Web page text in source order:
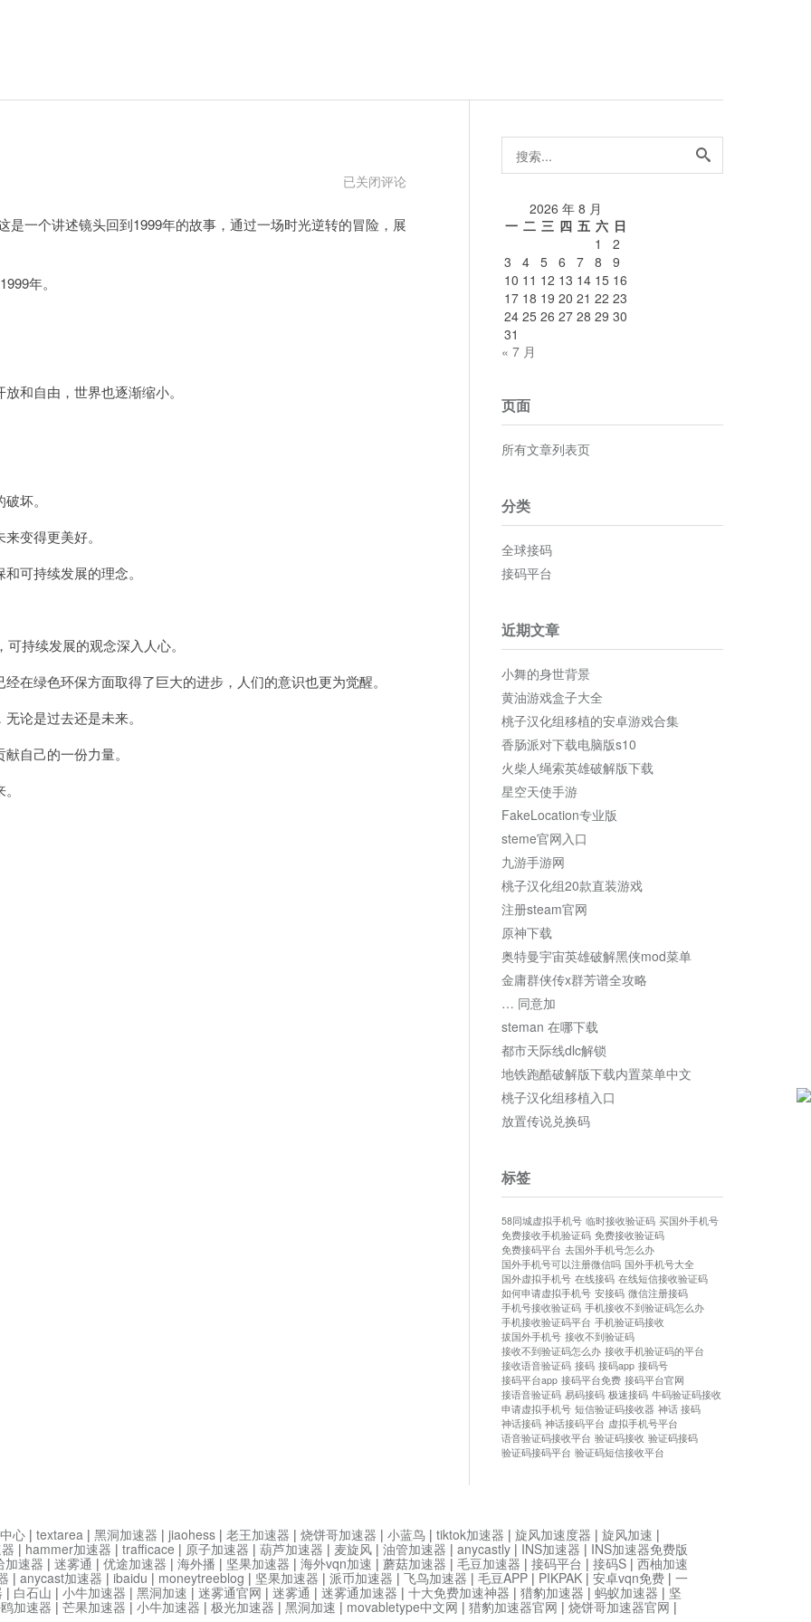
重
来
已关闭评论
一个讲述镜头回到1999年的故事，通过一场时光逆转的冒险，展
年。
自由，世界也逐渐缩小。
坏。
变得更美好。
持续发展的理念。
持续发展的观念深入人心。
绿色环保方面取得了巨大的进步，人们的意识也更为觉醒。
是过去还是未来。
自己的一份力量。
搜
索...
2026 年 8 月
一 二 三 四 五 六 日
1
2
3
4 5 6 7 8
9
10 11 12 13 14 15 16
17 18 19 20 21 22 23
24 25 26 27 28 29 30
31
« 7 月
页面
所有文章列表页
分类
全球接码
接码平台
近期文章
小舞的身世背景
黄油游戏盒子大全
桃子汉化组移植的安卓游戏合集
香肠派对下载电脑版s10
火柴人绳索英雄破解版下载
星空天使手游
FakeLocation专业版
steme官网入口
九游手游网
桃子汉化组20款直装游戏
注册steam官网
原神下载
奥特曼宇宙英雄破解黑侠mod菜单
金庸群侠传x群芳谱全攻略
… 同意加
steman 在哪下载
都市天际线dlc解锁
地铁跑酷破解版下载内置菜单中文
桃子汉化组移植入口
放置传说兑换码
标签
58同城虚拟手机号 临时接收验证码 买国外手机号
免费接收手机验证码 免费接收验证码
免费接码平台 去国外手机号怎么办
国外手机号可以注册微信吗 国外手机号大全
国外虚拟手机号 在线接码 在线短信接收验证码
如何申请虚拟手机号 安接码 微信注册接码
手机号接收验证码 手机接收不到验证码怎么办
手机接收验证码平台 手机验证码接收
拔国外手机号 接收不到验证码
接收不到验证码怎么办 接收手机验证码的平台
接收语音验证码 接码 接码app 接码号
接码平台app 接码平台免费 接码平台官网
接语音验证码 易码接码 极速接码 牛码验证码接收
申请虚拟手机号 短信验证码接收器 神话 接码
神话接码 神话接码平台 虚拟手机号平台
语音验证码接收平台 验证码接收 验证码接码
验证码接码平台 验证码短信接收平台
心 | textarea | 黑洞加速器 | jiaohess | 老王加速器 | 烧饼哥加速器 | 小蓝鸟 | tiktok加速器 | 旋风加速度器 | 旋风加速 |
| hammer加速器 | trafficace | 原子加速器 | 葫芦加速器 | 麦旋风 | 油管加速器 | anycastly | INS加速器 | INS加速器免费版
加速器 | 迷雾通 | 优途加速器 | 海外播 | 坚果加速器 | 海外vqn加速 | 蘑菇加速器 | 毛豆加速器 | 接码平台 | 接码S | 西柚加速
| anycast加速器 | ibaidu | moneytreeblog | 坚果加速器 | 派币加速器 | 飞鸟加速器 | 毛豆APP | PIKPAK | 安卓vqn免费 | 一
| 白石山 | 小牛加速器 | 黑洞加速 | 迷雾通官网 | 迷雾通 | 迷雾通加速器 | 十大免费加速神器 | 猎豹加速器 | 蚂蚁加速器 | 坚
加速器 | 芒果加速器 | 小牛加速器 | 极光加速器 | 黑洞加速 | movabletype中文网 | 猎豹加速器官网 | 烧饼哥加速器官网 |